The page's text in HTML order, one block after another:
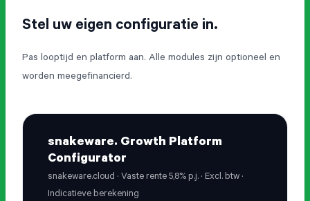
Stel uw eigen configuratie in.
Pas looptijd en platform aan. Alle modules zijn optioneel en
worden meegefinancierd.
snakeware. Growth Platform
Configurator
snakeware.cloud · Vaste rente 5,8% p.j. · Excl. btw ·
Indicatieve berekening